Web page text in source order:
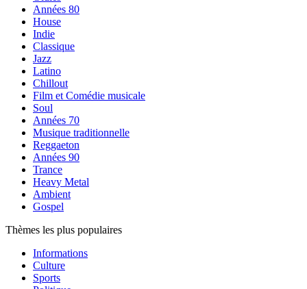
Années 80
House
Indie
Classique
Jazz
Latino
Chillout
Film et Comédie musicale
Soul
Années 70
Musique traditionnelle
Reggaeton
Années 90
Trance
Heavy Metal
Ambient
Gospel
Thèmes les plus populaires
Informations
Culture
Sports